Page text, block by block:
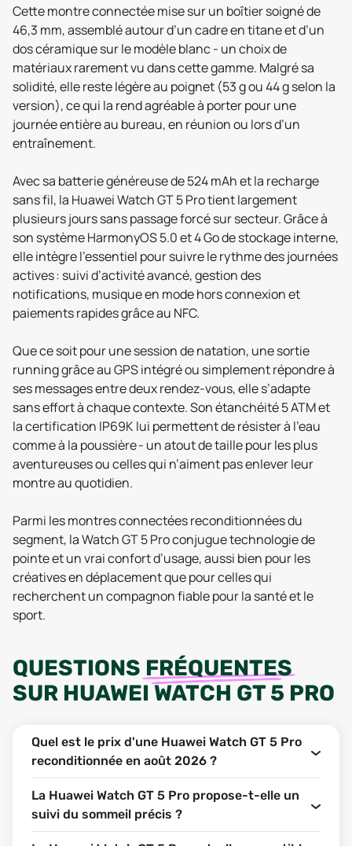
Cette montre connectée mise sur un boîtier soigné de
46,3 mm, assemblé autour d’un cadre en titane et d’un
dos céramique sur le modèle blanc - un choix de
matériaux rarement vu dans cette gamme. Malgré sa
solidité, elle reste légère au poignet (53 g ou 44 g selon la
version), ce qui la rend agréable à porter pour une
journée entière au bureau, en réunion ou lors d’un
entraînement.
Avec sa batterie généreuse de 524 mAh et la recharge
sans fil, la Huawei Watch GT 5 Pro tient largement
plusieurs jours sans passage forcé sur secteur. Grâce à
son système HarmonyOS 5.0 et 4 Go de stockage interne,
elle intègre l’essentiel pour suivre le rythme des journées
actives : suivi d’activité avancé, gestion des
notifications, musique en mode hors connexion et
paiements rapides grâce au NFC.
Que ce soit pour une session de natation, une sortie
running grâce au GPS intégré ou simplement répondre à
ses messages entre deux rendez-vous, elle s’adapte
sans effort à chaque contexte. Son étanchéité 5 ATM et
la certification IP69K lui permettent de résister à l’eau
comme à la poussière - un atout de taille pour les plus
aventureuses ou celles qui n’aiment pas enlever leur
montre au quotidien.
Parmi les montres connectées reconditionnées du
segment, la Watch GT 5 Pro conjugue technologie de
pointe et un vrai confort d’usage, aussi bien pour les
créatives en déplacement que pour celles qui
recherchent un compagnon fiable pour la santé et le
sport.
QUESTIONS FRÉQUENTES
SUR HUAWEI WATCH GT 5 PRO
Quel est le prix d'une Huawei Watch GT 5 Pro
reconditionnée en août 2026 ?
La Huawei Watch GT 5 Pro propose-t-elle un
suivi du sommeil précis ?